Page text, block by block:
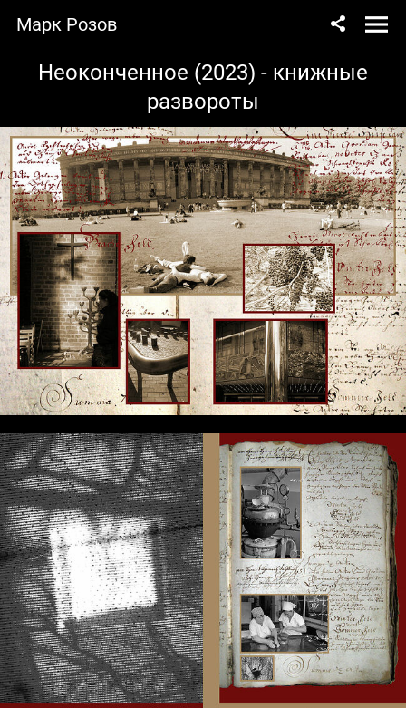
Марк Розов
Неоконченное (2023) - книжные
развороты